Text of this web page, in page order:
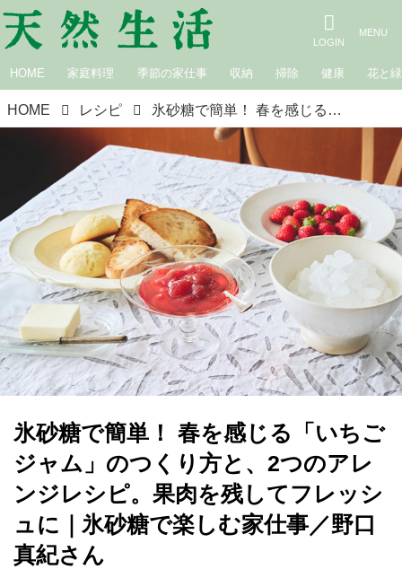
HOME 家庭料理 季節の家仕事 収納 掃除 健康 花と緑
HOME レシピ 氷砂糖で簡単！ 春を感じる「いちごジャム」のつくり方と、2つのアレンジレシピ。果肉を残してフレッシュに｜氷砂糖で楽しむ家仕事／野口真紀さん
氷砂糖で簡単！ 春を感じる「いちご
ジャム」のつくり方と、2つのアレ
ンジレシピ。果肉を残してフレッシ
ュに｜氷砂糖で楽しむ家仕事／野口
真紀さん